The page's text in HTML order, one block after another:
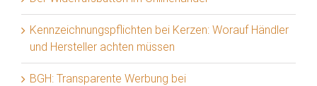
Kennzeichnungspflichten bei Kerzen: Worauf Händler
und Hersteller achten müssen
BGH: Transparente Werbung bei